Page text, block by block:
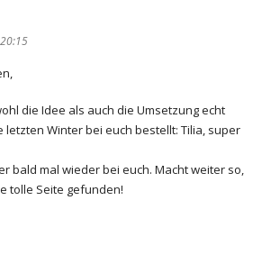
die Idee als auch die Umsetzung echt
letzten Winter bei euch bestellt: Tilia, super
bald mal wieder bei euch. Macht weiter so,
tolle Seite gefunden!